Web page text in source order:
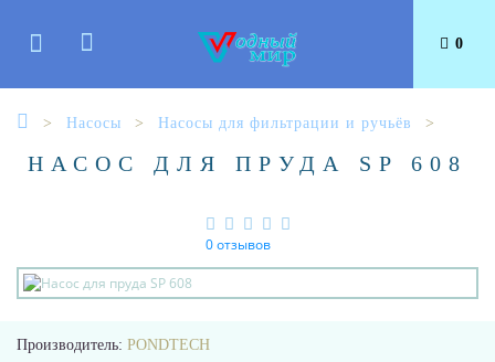
0
Насосы Насосы для фильтрации и ручьёв
НАСОС ДЛЯ ПРУДА SP 608
0 отзывов
Производитель: PONDTECH